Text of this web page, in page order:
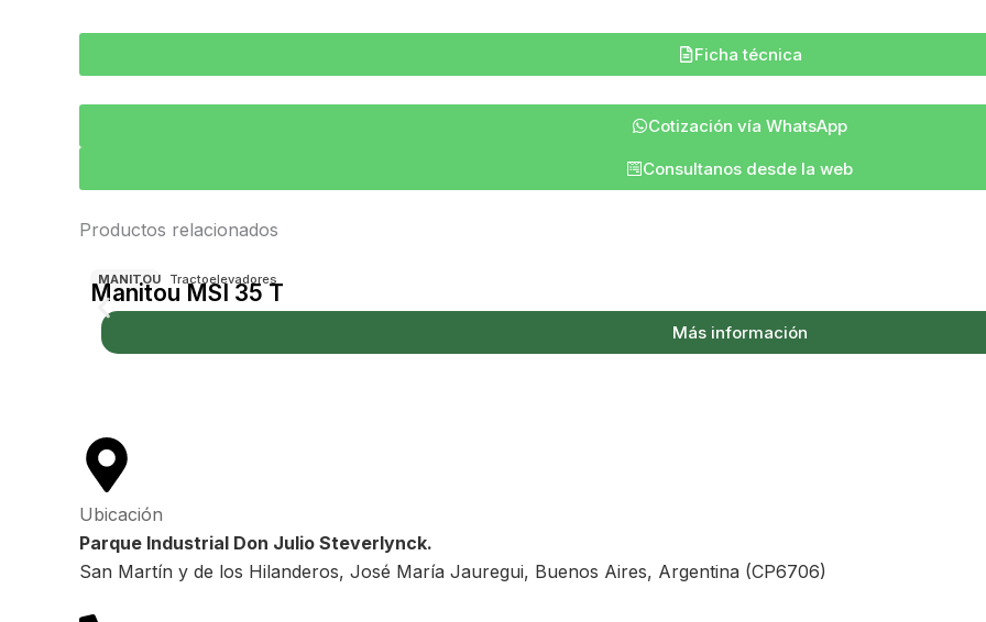
Ficha técnica
Cotización vía WhatsApp
Consultanos desde la web
Productos relacionados
MANITOU Tractoelevadores
Manitou MSI 35 T
Más información
Ubicación
Parque Industrial Don Julio Steverlynck.
San Martín y de los Hilanderos, José María Jauregui, Buenos Aires, Argentina (CP6706)